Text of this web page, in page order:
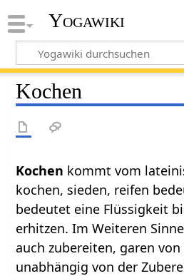
Yogawiki
Kochen
Kochen kommt vom
kochen, sieden, reifen
bedeutet eine Flüssigkeit
erhitzen. Im Weiteren
auch zubereiten, garen
unabhängig von der